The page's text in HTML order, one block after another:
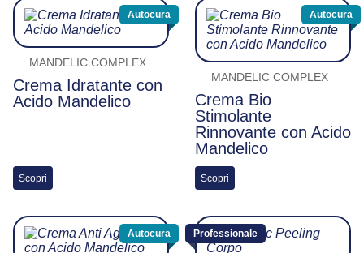
Autocura
MANDELIC COMPLEX
Crema Idratante con
Acido Mandelico
Scopri
Autocura
MANDELIC COMPLEX
Crema Bio
Stimolante
Rinnovante con Acido
Mandelico
Scopri
Autocura Professionale